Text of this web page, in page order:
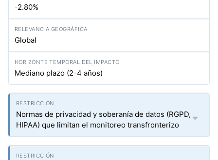
-2.80%
Global
Mediano plazo (2-4 años)
Normas de privacidad y soberanía de datos (RGPD,
HIPAA) que limitan el monitoreo transfronterizo